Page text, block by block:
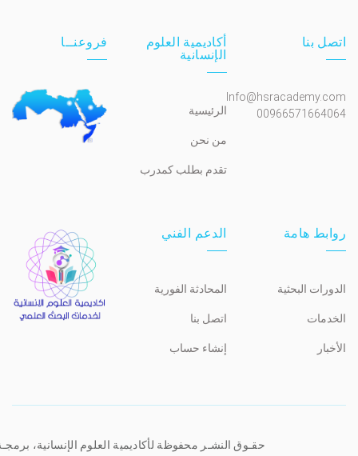
اتصل بنا
Info@hsracademy.com
00966571664064
أكاديمية العلوم
الإنسانية
الرئيسية
من نحن
تقدم بطلب كمدرب
فروعنــا
روابط هامة
الدورات البحثية
الخدمات
الأخبار
الدعم الفني
المحادثة الفورية
اتصل بنا
إنشاء حساب
حقـوق النشـر محفوظة لأكاديمية العلوم الإنسانية،